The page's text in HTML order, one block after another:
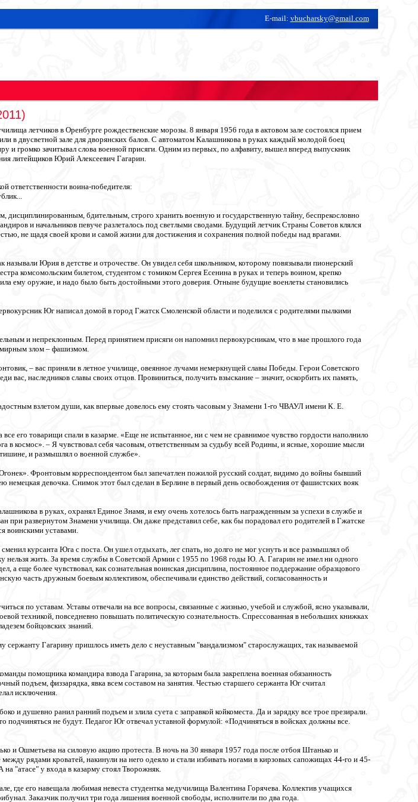
E-mail: vbucharsky@gmail.com
летчиков в Оренбурге рождественские морозы. 8 января 1956 года в актовом зале состоялся прием
в двусветной зале для дворянских балов. С автоматом Калашникова в руках каждый молодой боец
и громко зачитывал слова военной присяги. Одним из первых, по алфавиту, вышел вперед выпускник
литейщиков Юрий Алексеевич Гагарин.
ответственности воина-победителя:
дисциплинированным, бдительным, строго хранить военную и государственную тайну, беспрекословно
и начальников певуче разлеталось под светлыми сводами. Будущий летчик Страны Советов клялся
не щадя своей крови и самой жизни для достижения и сохранения полной победы над врагами.
Юрия в детстве и отрочестве. Он увидел себя школьником, которому повязывали пионерский
комсомольским билетом, студентом с томиком Сергея Есенина в руках и теперь воином, крепко
ему оружие, и надо было быть достойными этого доверия. Отныне будущие военлеты становились
Юг написал домой в город Гжатск Смоленской области и поделился с родителями пылкими
и непреклонным. Перед принятием присяги он напомнил первокурсникам, что в мае прошлого года
злом – фашизмом.
– вас приняли в летное училище, овеянное лучами немеркнущей славы Победы. Герои Советского
вас, наследников славы своих отцов. Провиниться, получить взыскание – значит, оскорбить их память,
взлетом души, как впервые довелось ему стоять часовым у Знамени 1-го ЧВАУЛ имени К. Е.
все его товарищи спали в казарме. «Еще не испытанное, ни с чем не сравнимое чувство гордости наполнило
в космос». – Я чувствовал себя часовым, ответственным за судьбу всей Родины, и ясные, хорошие мысли
и размышлял о военной службе».
Фронтовым корреспондентом был запечатлен пожилой русский солдат, видимо до войны бывший
немецкая девочка. Снимок этот был сделан в Берлине в первый день освобождения от фашистских вояк
в руках, охранял Единое Знамя, и ему очень хотелось быть награжденным за успехи в службе и
при развернутом Знамени училища. Он даже представил себе, как бы порадовал его родителей в Гжатске
воинскими уставами.
курсанта Юга с поста. Он ушел отдыхать, лег спать, но долго не мог уснуть и все размышлял об
нельзя жить. За время службы в Советской Армии с 1955 по 1968 годы Ю. А. Гагарин не имел ни одного
а еще более чувствовал, как сознательная воинская дисциплина, постоянное поддержание образцового
часть дружным боевым коллективом, обеспечивали единство действий, согласованность и
по уставам. Уставы отвечали на все вопросы, связанные с жизнью, учебой и службой, ясно указывали,
техникой, повседневно повышать политическую сознательность. Спрессованная в небольших книжках
бойцовских знаний.
сержанту Гагарину пришлось иметь дело с неуставным "вандализмом" старослужащих, так называемой
помощника командира взвода Гагарина, за которым была закреплена военная обязанность
подъем, физзарядка, явка всем составом на занятия. Честью старшего сержанта Юг считал
исключения.
и душевно ранил ранний подъем и злила суета с заправкой койкоместа. Да и зарядку все трое презирали.
подчиняться не будут. Педагог Юг отвечал уставной формулой: «Подчиняться в войсках должны все.
и Ошметьева на силовую акцию протеста. В ночь на 30 января 1957 года после отбоя Штанько и
рядами кроватей, накинули на него одеяло и стали избивать ногами в кирзовых сапожищах 44-го и 45-
"атасе" у входа в казарму стоял Творожняк.
где его навещала любимая невеста студентка медучилища Валентина Горячева. Коллектив учащихся
Заказчик получил три года лишения военной свободы, исполнители по два года.